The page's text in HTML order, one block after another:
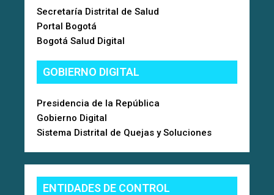
Secretaría Distrital de Salud
Portal Bogotá
Bogotá Salud Digital
GOBIERNO DIGITAL
Presidencia de la República
Gobierno Digital
Sistema Distrital de Quejas y Soluciones
ENTIDADES DE CONTROL